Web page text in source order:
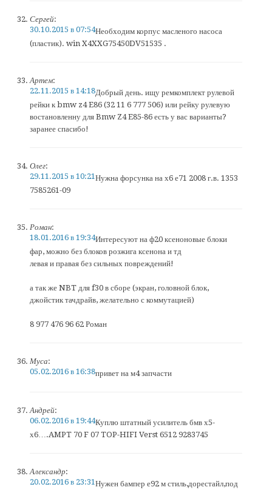
Сергей:
30.10.2015 в 07:54Необходим корпус масленого насоса
(пластик). win X4XXG75450DV51535 .
Артем:
22.11.2015 в 14:18Добрый день. ищу ремкомплект рулевой
рейки к bmw z4 E86 (32 11 6 777 506) или рейку рулевую
востановленну для Bmw Z4 E85-86 есть у вас варианты?
заранее спасибо!
Олег:
29.11.2015 в 10:21Нужна форсунка на х6 е71 2008 г.в. 1353
7585261-09
Роман:
18.01.2016 в 19:34Интересуют на ф20 ксеноновые блоки
фар, можно без блоков розжига ксенона и тд
левая и правая без сильных повреждений!
а так же NBT для f30 в сборе (экран, головной блок,
джойстик тачдрайв, желательно с коммутацией)
8 977 476 96 62 Роман
Муса:
05.02.2016 в 16:38привет на м4 запчасти
Андрей:
06.02.2016 в 19:44Куплю штатный усилитель бмв х5-
х6….AMPT 70 F 07 TOP-HIFI Verst 6512 9283745
Александр:
20.02.2016 в 23:31Нужен бампер е92 м стиль,дорестайл,под